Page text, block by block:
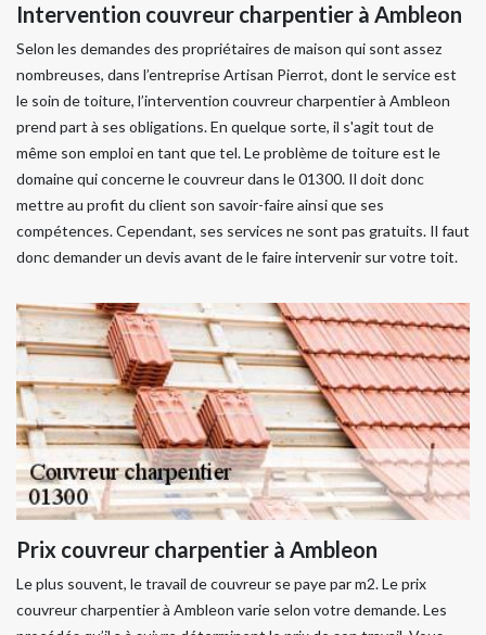
Intervention couvreur charpentier à Ambleon
Selon les demandes des propriétaires de maison qui sont assez
nombreuses, dans l’entreprise Artisan Pierrot, dont le service est
le soin de toiture, l’intervention couvreur charpentier à Ambleon
prend part à ses obligations. En quelque sorte, il s'agit tout de
même son emploi en tant que tel. Le problème de toiture est le
domaine qui concerne le couvreur dans le 01300. Il doit donc
mettre au profit du client son savoir-faire ainsi que ses
compétences. Cependant, ses services ne sont pas gratuits. Il faut
donc demander un devis avant de le faire intervenir sur votre toit.
Prix couvreur charpentier à Ambleon
Le plus souvent, le travail de couvreur se paye par m2. Le prix
couvreur charpentier à Ambleon varie selon votre demande. Les